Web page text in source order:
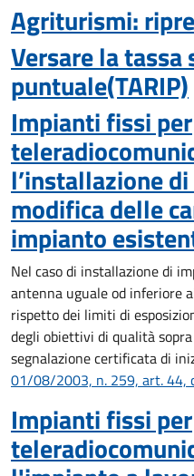
Agriturismi:
Versare la
puntuale(TARIP)
Impianti fissi per
l’installazione
modifica delle
impianto
Nel caso di installazione di
antenna uguale od inferiore
rispetto dei limiti di
degli obiettivi di qualità
segnalazione certificata di
01/08/2003, n. 259, art. 44,
Impianti fissi per